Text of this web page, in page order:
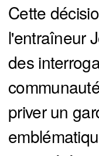
Cette
l'entraîneur
des
priver un